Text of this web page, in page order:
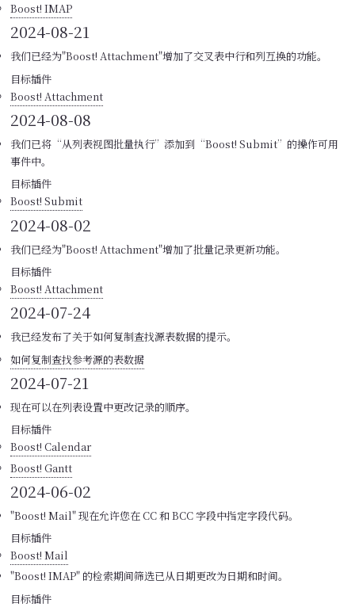
Boost! IMAP
2024-08-21
我们已经为"Boost! Attachment"增加了交叉表中行和列互换的功能。
目标插件
Boost! Attachment
2024-08-08
我们已将“从列表视图批量执行”添加到“Boost! Submit”的操作可用
事件中。
目标插件
Boost! Submit
2024-08-02
我们已经为"Boost! Attachment"增加了批量记录更新功能。
目标插件
Boost! Attachment
2024-07-24
我已经发布了关于如何复制查找源表数据的提示。
如何复制查找参考源的表数据
2024-07-21
现在可以在列表设置中更改记录的顺序。
目标插件
Boost! Calendar
Boost! Gantt
2024-06-02
"Boost! Mail" 现在允许您在 CC 和 BCC 字段中指定字段代码。
目标插件
Boost! Mail
"Boost! IMAP" 的检索期间筛选已从日期更改为日期和时间。
目标插件